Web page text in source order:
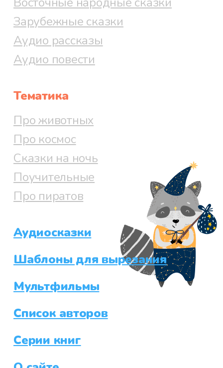
Зарубежные сказки
Аудио рассказы
Аудио повести
Тематика
Про животных
Про космос
Сказки на ночь
Поучительные
Про пиратов
Аудиосказки
Шаблоны для вырезания
Мультфильмы
Список авторов
Серии книг